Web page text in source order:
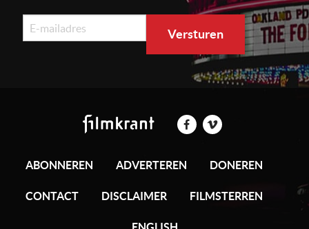
ABONNEREN ADVERTEREN DONEREN
CONTACT DISCLAIMER FILMSTERREN